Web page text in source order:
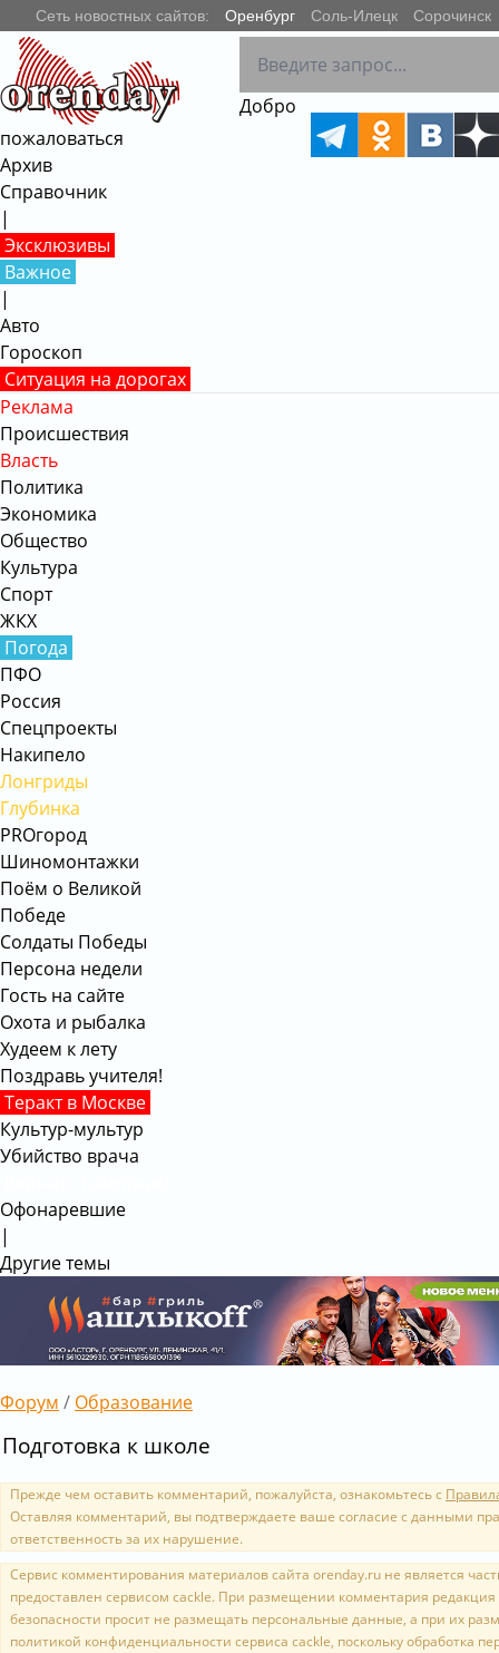
Сеть новостных сайтов: Оренбург Соль-Илецк Сорочинск
РЕКЛАМА • 18+
Добро
пожаловаться
Архив
Справочник
|
Эксклюзивы
Важное
|
Авто
Гороскоп
Ситуация на дорогах
Реклама
Происшествия
Власть
Политика
Экономика
Общество
Культура
Спорт
ЖКХ
Погода
ПФО
Россия
Спецпроекты
Накипело
Лонгриды
Глубинка
PROгород
Шиномонтажки
Поём о Великой
Победе
Солдаты Победы
Персона недели
Гость на сайте
Охота и рыбалка
Худеем к лету
Поздравь учителя!
Теракт в Москве
Культур-мультур
Убийство врача
Офонаревшие
|
Другие темы
Форум / Образование
Подготовка к школе
Прежде чем оставить комментарий, пожалуйста, ознакомьтесь с
Оставляя комментарий, вы подтверждаете ваше согласие с данными
ответственность за их нарушение.
Сервис комментирования материалов сайта orenday.ru не является
предоставлен сервисом cackle. При размещении комментария
безопасности просит не размещать персональные данные, а при их
политикой конфиденциальности сервиса cackle, поскольку обработка